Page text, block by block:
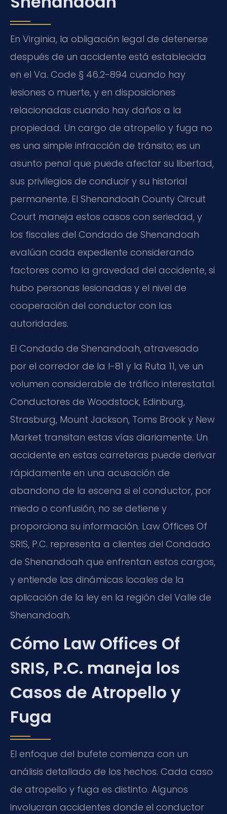
En Virginia, la obligación legal de detenerse
después de un accidente está establecida
en el Va. Code § 46.2-894 cuando hay
lesiones o muerte, y en disposiciones
relacionadas cuando hay daños a la
propiedad. Un cargo de atropello y fuga no
es una simple infracción de tránsito; es un
asunto penal que puede afectar su libertad,
sus privilegios de conducir y su historial
permanente. El Shenandoah County Circuit
Court maneja estos casos con seriedad, y
los fiscales del Condado de Shenandoah
evalúan cada expediente considerando
factores como la gravedad del accidente, si
hubo personas lesionadas y el nivel de
cooperación del conductor con las
autoridades.
El Condado de Shenandoah, atravesado
por el corredor de la I-81 y la Ruta 11, ve un
volumen considerable de tráfico interestatal.
Conductores de Woodstock, Edinburg,
Strasburg, Mount Jackson, Toms Brook y New
Market transitan estas vías diariamente. Un
accidente en estas carreteras puede derivar
rápidamente en una acusación de
abandono de la escena si el conductor, por
miedo o confusión, no se detiene y
proporciona su información. Law Offices Of
SRIS, P.C. representa a clientes del Condado
de Shenandoah que enfrentan estos cargos,
y entiende las dinámicas locales de la
aplicación de la ley en la región del Valle de
Shenandoah.
Cómo Law Offices Of
SRIS, P.C. maneja los
Casos de Atropello y
Fuga
El enfoque del bufete comienza con un
análisis detallado de los hechos. Cada caso
de atropello y fuga es distinto. Algunos
involucran accidentes donde el conductor